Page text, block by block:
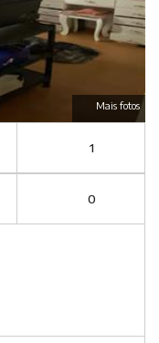
Mais fotos
1
0